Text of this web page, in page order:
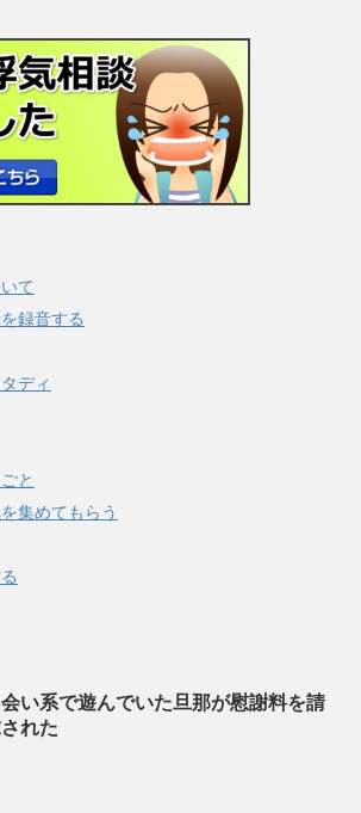
て
録音する
ディ
と
集めてもらう
い系で遊んでいた旦那が慰謝料を請
れた